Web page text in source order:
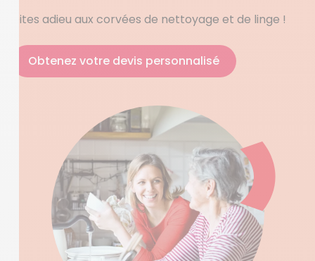
Dites adieu aux corvées de nettoyage et de linge !
Obtenez votre devis personnalisé